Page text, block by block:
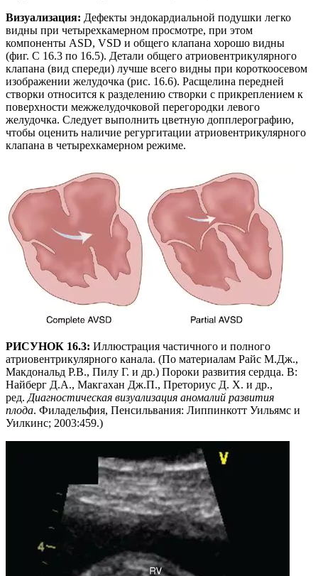
Визуализация: Дефекты эндокардиальной подушки легко
видны при четырехкамерном просмотре, при этом
компоненты ASD, VSD и общего клапана хорошо видны
(фиг. С 16.3 по 16.5). Детали общего атриовентрикулярного
клапана (вид спереди) лучше всего видны при короткоосевом
изображении желудочка (рис. 16.6). Расщелина передней
створки относится к разделению створки с прикреплением к
поверхности межжелудочковой перегородки левого
желудочка. Следует выполнить цветную допплерографию,
чтобы оценить наличие регургитации атриовентрикулярного
клапана в четырехкамерном режиме.
РИСУНОК 16.3: Иллюстрация частичного и полного
атриовентрикулярного канала. (По материалам Райс М.Дж.,
Макдональд Р.В., Пилу Г. и др.) Пороки развития сердца. В:
Найберг Д.А., Макгахан Дж.П., Преториус Д. Х. и др.,
ред. Диагностическая визуализация аномалий развития
плода. Филадельфия, Пенсильвания: Липпинкотт Уильямс и
Уилкинс; 2003:459.)